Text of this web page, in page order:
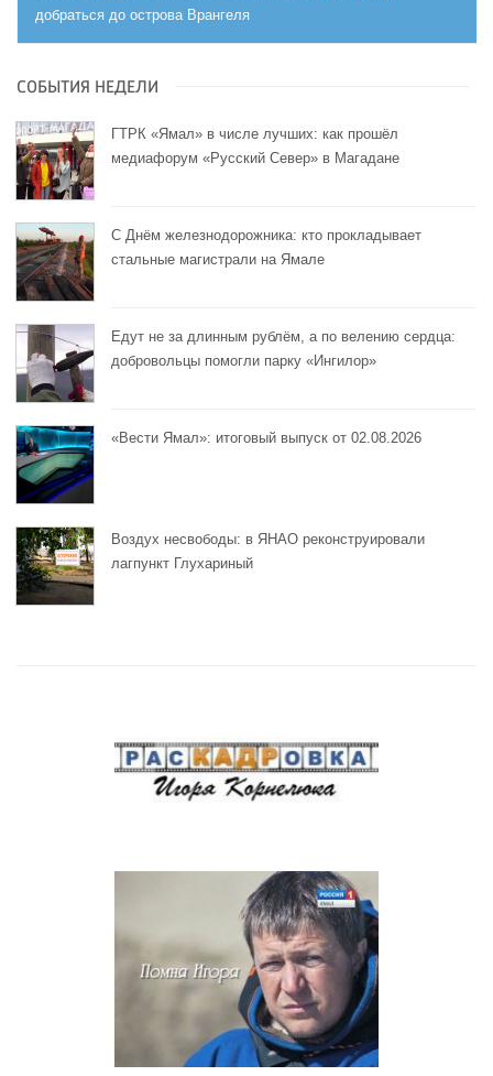
добраться до острова Врангеля
СОБЫТИЯ НЕДЕЛИ
ГТРК «Ямал» в числе лучших: как прошёл
медиафорум «Русский Север» в Магадане
С Днём железнодорожника: кто прокладывает
стальные магистрали на Ямале
Едут не за длинным рублём, а по велению сердца:
добровольцы помогли парку «Ингилор»
«Вести Ямал»: итоговый выпуск от 02.08.2026
Воздух несвободы: в ЯНАО реконструировали
лагпункт Глухариный